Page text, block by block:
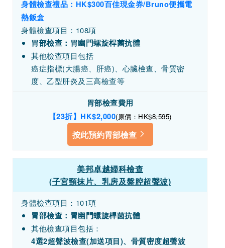
身體檢查禮品：HK$300百佳現金券/Bruno便攜電
熱飯盒
身體檢查項目：108項
胃部檢查：胃幽門螺旋桿菌抗體
其他檢查項目包括
癌症指標(大腸癌、肝癌)、心臟檢查、骨質密
度、乙型肝炎及三高檢查等
胃部檢查費用
【23折】HK$2,000(原價： HK$8,595)
按此預約胃部檢查
美邦卓越婦科檢查
(子宮頸抹片、乳房及盤腔超聲波)
身體檢查項目：101項
胃部檢查：胃幽門螺旋桿菌抗體
其他檢查項目包括：
4選2超聲波檢查(加送項目)、骨質密度超聲波